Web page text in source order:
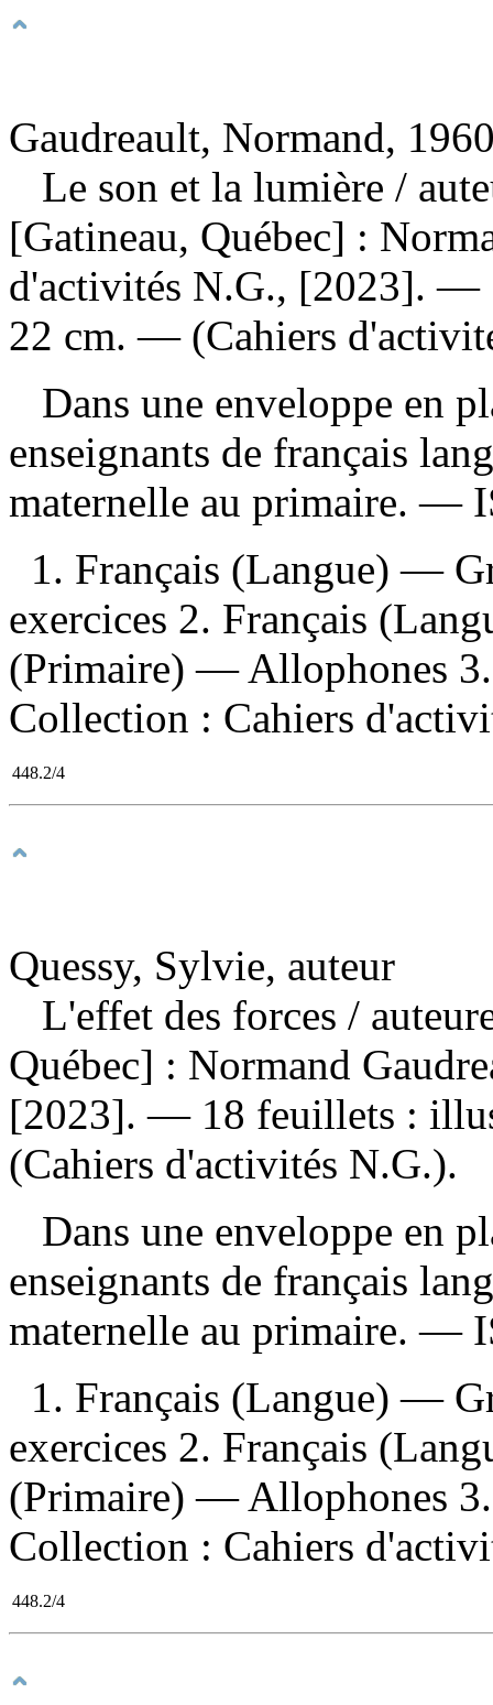
Gaudreault, Normand,
Le son et la lumière /
[Gatineau, Québec] :
d'activités N.G., [2023]. —
22 cm. — (Cahiers
Dans une enveloppe en
enseignants de français
maternelle au primaire. —
1. Français (Langue) —
exercices 2. Français
(Primaire) — Allophones
Collection : Cahiers
448.2/4
Quessy, Sylvie, auteur
L'effet des forces /
Québec] : Normand
[2023]. — 18 feuillets :
(Cahiers d'activités N.G.).
Dans une enveloppe en
enseignants de français
maternelle au primaire. —
1. Français (Langue) —
exercices 2. Français
(Primaire) — Allophones
Collection : Cahiers
448.2/4